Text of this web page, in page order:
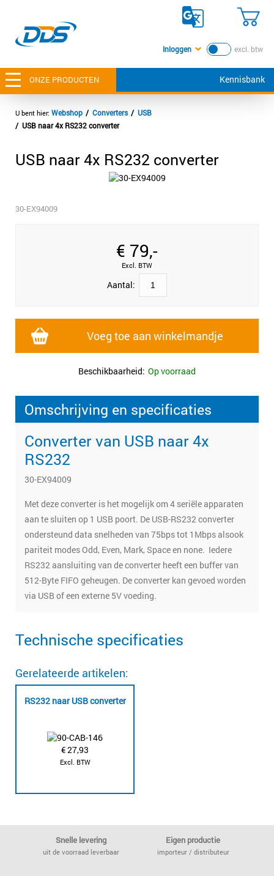
Inloggen
ONZE PRODUCTEN Kennisbank
excl. btw
Webshop Converters
USB
USB naar 4x RS232 converter
USB naar 4x RS232 converter
30-EX94009
€ 79,-
Excl. BTW
Aantal:
Voeg toe aan winkelmandje
Beschikbaarheid: Op voorraad
Omschrijving en specificaties
Converter van USB naar 4x
RS232
30-EX94009
Met deze converter is het mogelijk om 4 seriële apparaten
aan te sluiten op 1 USB poort. De USB-RS232 converter
ondersteund data snelheden van 75bps tot 1Mbps alsook
pariteit modes Odd, Even, Mark, Space en none. Iedere
RS232 aansluiting van de converter heeft een buffer van
512-Byte FIFO geheugen. De converter kan gevoed worden
via USB of een externe 5V voeding.
Technische specificaties
Gerelateerde artikelen:
RS232 naar USB converter
€27,93
Excl. BTW
Snelle levering
uit de voorraad leverbaar
Eigen productie
importeur / distributeur